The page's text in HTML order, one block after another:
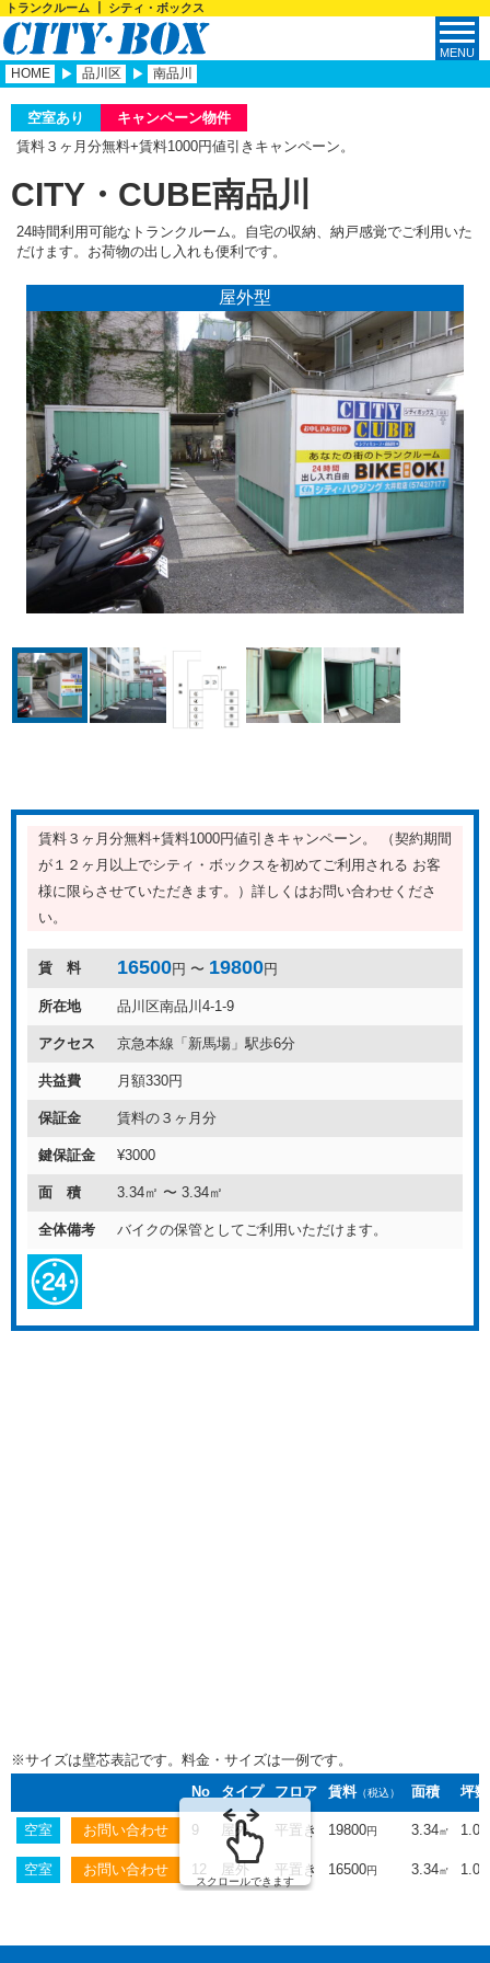
トランクルーム ┃ シティ・ボックス
HOME 品川区 南品川
空室あり
キャンペーン物件
賃料３ヶ月分無料+賃料1000円値引きキャンペーン。
CITY・CUBE南品川
24時間利用可能なトランクルーム。自宅の収納、納戸感覚でご利用いた
だけます。お荷物の出し入れも便利です。
屋外型
賃料３ヶ月分無料+賃料1000円値引きキャンペーン。 （契約期間
が１２ヶ月以上でシティ・ボックスを初めてご利用される お客
様に限らさせていただきます。）詳しくはお問い合わせくださ
い。
賃 料 16500円 〜 19800円
所在地 品川区南品川4-1-9
アクセス 京急本線「新馬場」駅歩6分
共益費 月額330円
保証金 賃料の３ヶ月分
鍵保証金 ¥3000
面 積 3.34㎡ 〜 3.34㎡
全体備考 バイクの保管としてご利用いただけます。
※サイズは壁芯表記です。料金・サイズは一例です。
No
タイプ フロア 賃料（税込） 面積 坪数
空室 9 屋外 平置き 19800円 3.34㎡ 1.01
空室 12 屋外 平置き 16500円 3.34㎡ 1.01
スクロールできます